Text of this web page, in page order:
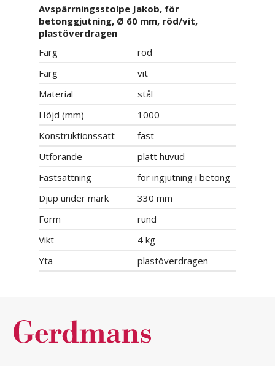
Avspärrningsstolpe Jakob, för
betonggjutning, Ø 60 mm, röd/vit,
plastöverdragen
Färg
röd
Färg
vit
Material
stål
Höjd (mm)
1000
Konstruktionssätt
fast
Utförande
platt huvud
Fastsättning
för ingjutning i betong
Djup under mark
330 mm
Form
rund
Vikt
4 kg
Yta
plastöverdragen